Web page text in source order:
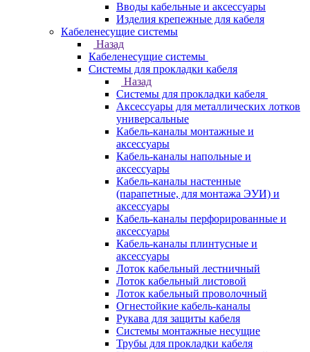
Вводы кабельные и аксессуары
Изделия крепежные для кабеля
Кабеленесущие системы
Назад
Кабеленесущие системы
Системы для прокладки кабеля
Назад
Системы для прокладки кабеля
Аксессуары для металлических лотков
универсальные
Кабель-каналы монтажные и
аксессуары
Кабель-каналы напольные и
аксессуары
Кабель-каналы настенные
(парапетные, для монтажа ЭУИ) и
аксессуары
Кабель-каналы перфорированные и
аксессуары
Кабель-каналы плинтусные и
аксессуары
Лоток кабельный лестничный
Лоток кабельный листовой
Лоток кабельный проволочный
Огнестойкие кабель-каналы
Рукава для защиты кабеля
Системы монтажные несущие
Трубы для прокладки кабеля